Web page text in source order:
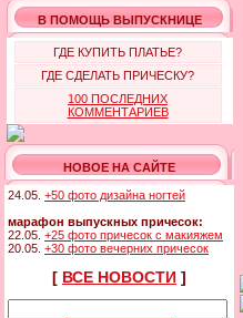
В ПОМОЩЬ ВЫПУСКНИЦЕ
ГДЕ КУПИТЬ ПЛАТЬЕ?
ГДЕ СДЕЛАТЬ ПРИЧЕСКУ?
100 ПОСЛЕДНИХ
КОММЕНТАРИЕВ
НОВОЕ НА САЙТЕ
24.05. +50 фото дизайна ногтей
марафон выпускных причесок:
22.05. +25 фото причесок с макияжем
20.05. +30 фото вечерних причесок
[ ВСЕ НОВОСТИ ]